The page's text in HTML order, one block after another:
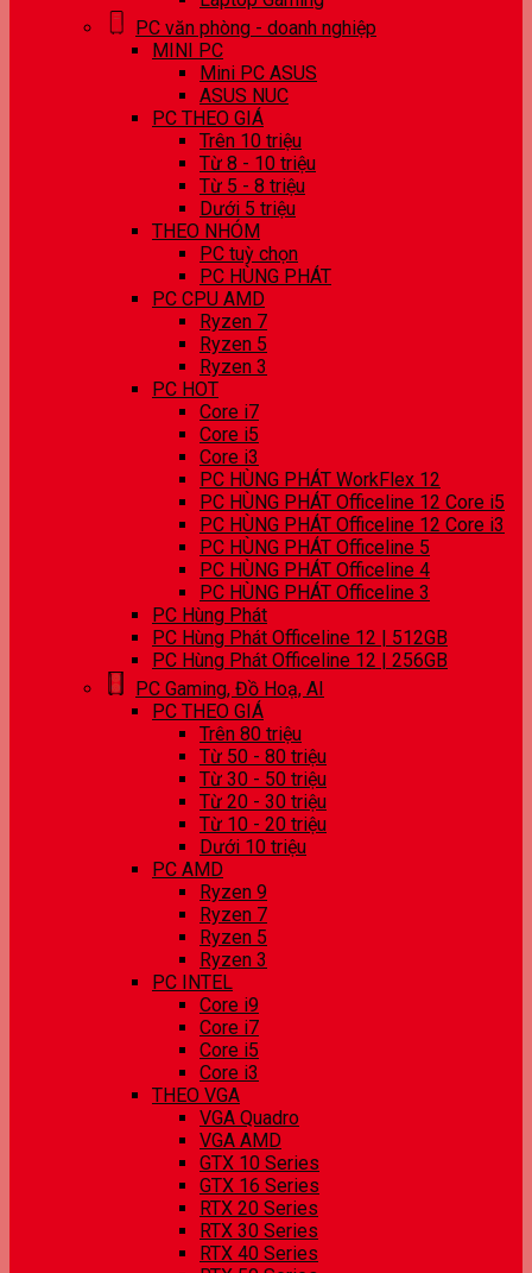
PC văn phòng - doanh nghiệp
MINI PC
Mini PC ASUS
ASUS NUC
PC THEO GIÁ
Trên 10 triệu
Từ 8 - 10 triệu
Từ 5 - 8 triệu
Dưới 5 triệu
THEO NHÓM
PC tuỳ chọn
PC HÙNG PHÁT
PC CPU AMD
Ryzen 7
Ryzen 5
Ryzen 3
PC HOT
Core i7
Core i5
Core i3
PC HÙNG PHÁT WorkFlex 12
PC HÙNG PHÁT Officeline 12 Core i5
PC HÙNG PHÁT Officeline 12 Core i3
PC HÙNG PHÁT Officeline 5
PC HÙNG PHÁT Officeline 4
PC HÙNG PHÁT Officeline 3
PC Hùng Phát
PC Hùng Phát Officeline 12 | 512GB
PC Hùng Phát Officeline 12 | 256GB
PC Gaming, Đồ Hoạ, AI
PC THEO GIÁ
Trên 80 triệu
Từ 50 - 80 triệu
Từ 30 - 50 triệu
Từ 20 - 30 triệu
Từ 10 - 20 triệu
Dưới 10 triệu
PC AMD
Ryzen 9
Ryzen 7
Ryzen 5
Ryzen 3
PC INTEL
Core i9
Core i7
Core i5
Core i3
THEO VGA
VGA Quadro
VGA AMD
GTX 10 Series
GTX 16 Series
RTX 20 Series
RTX 30 Series
RTX 40 Series